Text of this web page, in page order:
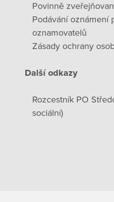
Povinně
Podávání oznámení
oznamovatelů
Zásady ochrany
Další odkazy
Rozcestník PO
sociální)